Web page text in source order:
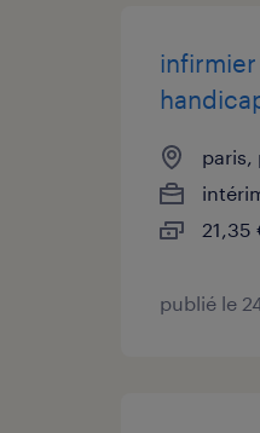
paris,
21,35
publié le